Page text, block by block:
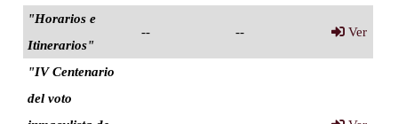
"Horarios e
Itinerarios"
-- -- Ver
"IV Centenario
del voto